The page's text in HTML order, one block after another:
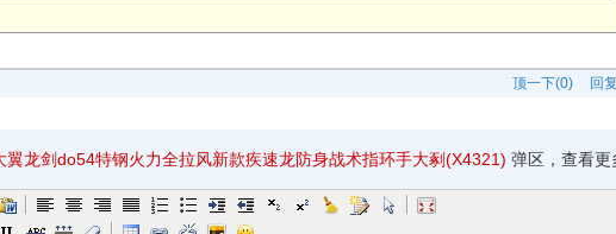
回复
顶一下(0)
翼龙剑do54特钢火力全拉风新款疾速龙防身战术指环手大剢(X4321) 弹区，查看更